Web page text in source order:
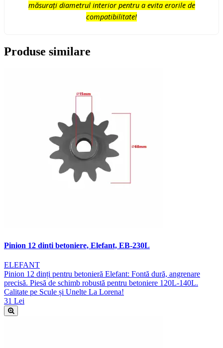
măsurați diametrul interior pentru a evita erorile de
compatibilitate!
Produse similare
Pinion 12 dinti betoniere, Elefant, EB-230L
ELEFANT
Pinion 12 dinți pentru betonieră Elefant: Fontă dură, angrenare
precisă. Piesă de schimb robustă pentru betoniere 120L-140L.
Calitate pe Scule și Unelte La Lorena!
31 Lei